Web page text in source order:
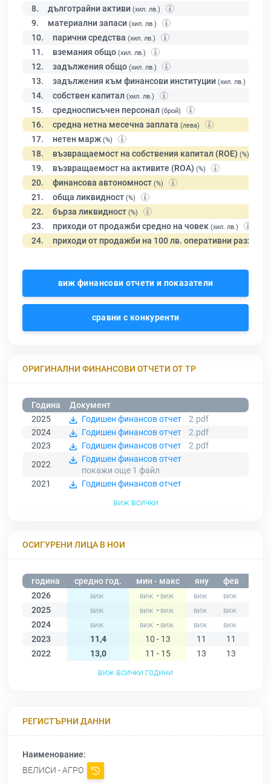
8. дълготрайни активи (хил. лв.)
9. материални запаси (хил. лв.)
10. парични средства (хил. лв.)
11. вземания общо (хил. лв.)
12. задължения общо (хил. лв.)
13. задължения към финансови институции (хил. лв.)
14. собствен капитал (хил. лв.)
15. средносписъчен персонал (брой)
16. средна нетна месечна заплата (лева)
17. нетен марж (%)
18. възвращаемост на собствения капитал (ROE) (%)
19. възвращаемост на активите (ROA) (%)
20. финансова автономност (%)
21. обща ликвидност (%)
22. бърза ликвидност (%)
23. приходи от продажби средно на човек (хил. лв.)
24. приходи от продажби на 100 лв. оперативни разходи
виж финансови отчети и показатели
сравни с конкуренти
ОРИГИНАЛНИ ФИНАНСОВИ ОТЧЕТИ ОТ ТР
Година
Документ
2025
Годишен финансов отчет
2.pdf
2024
Годишен финансов отчет
2.pdf
2023
Годишен финансов отчет
2.pdf
2022
Годишен финансов отчет
покажи още 1 файл
2021
Годишен финансов отчет
виж всички
ОСИГУРЕНИ ЛИЦА В НОИ
година средно год. мин - макс яну фев
2026
-
2025
-
2024
-
2023
11,4 10 - 13 11 11
2022
13,0 11 - 15 13 13
виж всички години
РЕГИСТЪРНИ ДАННИ
Наименование:
ВЕЛИСИ - АГРО